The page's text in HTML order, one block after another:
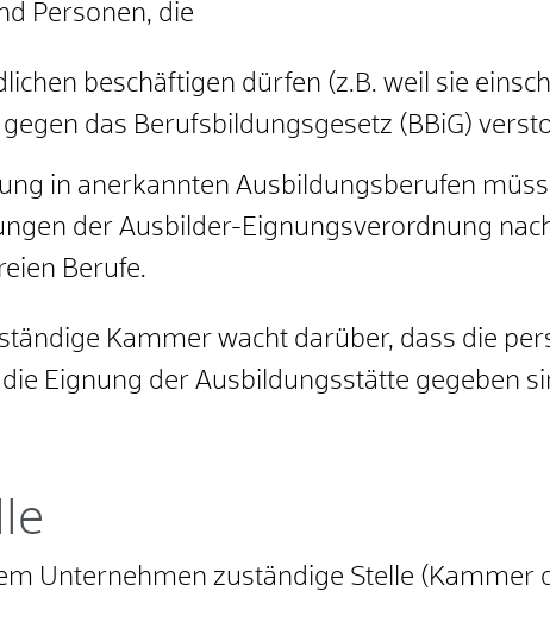
Personen, die
beschäftigen dürfen (z.B. weil sie
das Berufsbildungsgesetz (BBiG)
in anerkannten Ausbildungsberufen
der Ausbilder-Eignungsverordnung
Berufe.
Kammer wacht darüber, dass die
Eignung der Ausbildungsstätte gegeben
Unternehmen zuständige Stelle (Kammer